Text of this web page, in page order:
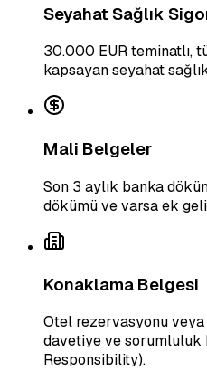
Seyahat Sağlık
30.000 EUR teminatlı,
kapsayan seyahat
Mali Belgeler
Son 3 aylık banka
dökümü ve varsa ek
Konaklama Belgesi
Otel rezervasyonu
davetiye ve sorumluluk
Responsibility).